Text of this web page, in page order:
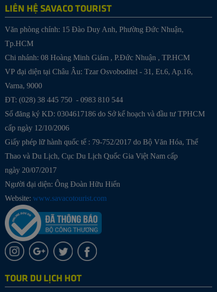
LIÊN HỆ SAVACO TOURIST
Văn phòng chính: 15 Đào Duy Anh, Phường Đức Nhuận,
Tp.HCM
Chi nhánh: 08 Hoàng Minh Giám , P.Đức Nhuận , TP.HCM
VP đại diện tại Châu Âu: Tzar Osvoboditel - 31, Et.6, Ap.16,
Varna, 9000
ĐT: (028) 38 445 750 - 0983 810 544
Số đăng ký KD: 0304617186 do Sở kế hoạch và đầu tư TPHCM
cấp ngày 12/10/2006
Giấy phép lữ hành quốc tế : 79-752/2017 do Bộ Văn Hóa, Thể
Thao và Du Lịch, Cục Du Lịch Quốc Gia Việt Nam cấp
ngày 20/07/2017
Người đại diện: Ông Đoàn Hữu Hiển
Website: www.savacotourist.com
TOUR DU LỊCH HOT